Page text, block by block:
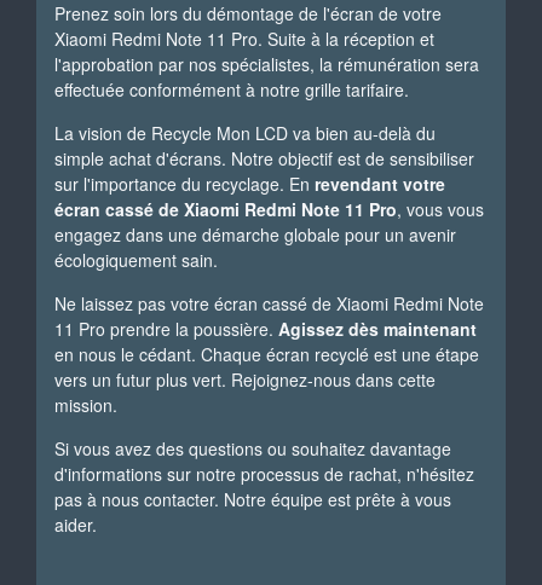
Prenez soin lors du démontage de l'écran de votre
Xiaomi Redmi Note 11 Pro. Suite à la réception et
l'approbation par nos spécialistes, la rémunération sera
effectuée conformément à notre grille tarifaire.
La vision de Recycle Mon LCD va bien au-delà du
simple achat d'écrans. Notre objectif est de sensibiliser
sur l'importance du recyclage. En revendant votre
écran cassé de Xiaomi Redmi Note 11 Pro, vous vous
engagez dans une démarche globale pour un avenir
écologiquement sain.
Ne laissez pas votre écran cassé de Xiaomi Redmi Note
11 Pro prendre la poussière. Agissez dès maintenant
en nous le cédant. Chaque écran recyclé est une étape
vers un futur plus vert. Rejoignez-nous dans cette
mission.
Si vous avez des questions ou souhaitez davantage
d'informations sur notre processus de rachat, n'hésitez
pas à nous contacter. Notre équipe est prête à vous
aider.